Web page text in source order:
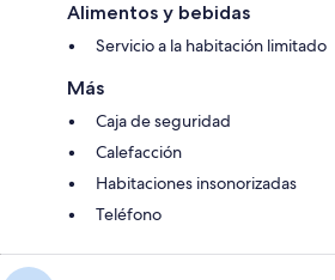
Alimentos y bebidas
Servicio a la habitación limitado
Más
Caja de seguridad
Calefacción
Habitaciones insonorizadas
Teléfono